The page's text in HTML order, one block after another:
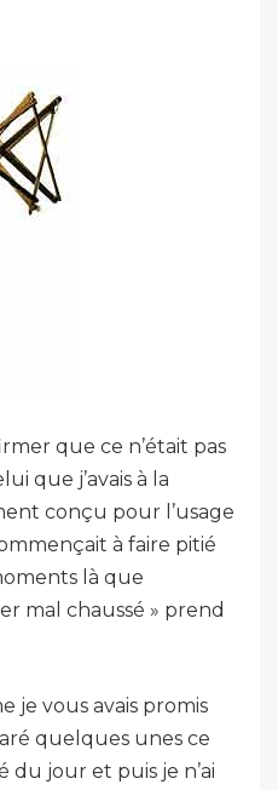
que ce n’était pas
que j’avais à la
conçu pour l’usage
à faire pitié
là que
mal chaussé » prend
je vous avais promis
quelques unes ce
du jour et puis je n’ai